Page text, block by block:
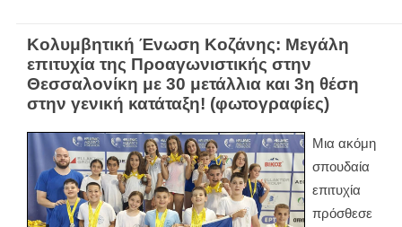
Κολυμβητική Ένωση Κοζάνης: Μεγάλη
επιτυχία της Προαγωνιστικής στην
Θεσσαλονίκη με 30 μετάλλια και 3η θέση
στην γενική κατάταξη! (φωτογραφίες)
Μια ακόμη
σπουδαία
επιτυχία
πρόσθεσε